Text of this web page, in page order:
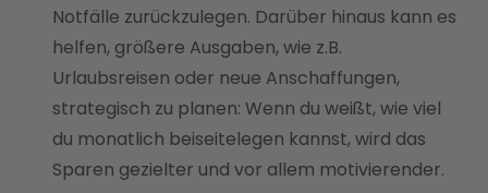
Notfälle zurückzulegen. Darüber hinaus kann es
helfen, größere Ausgaben, wie z.B.
Urlaubsreisen oder neue Anschaffungen,
strategisch zu planen: Wenn du weißt, wie viel
du monatlich beiseitelegen kannst, wird das
Sparen gezielter und vor allem motivierender.